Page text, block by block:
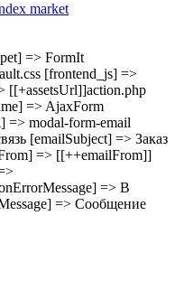
=> FormIt
[frontend_js] =>
[[+assetsUrl]]action.php
=> AjaxForm
=> modal-form-email
[emailSubject] => Заказ
=> [[++emailFrom]]
=> В
=> Сообщение